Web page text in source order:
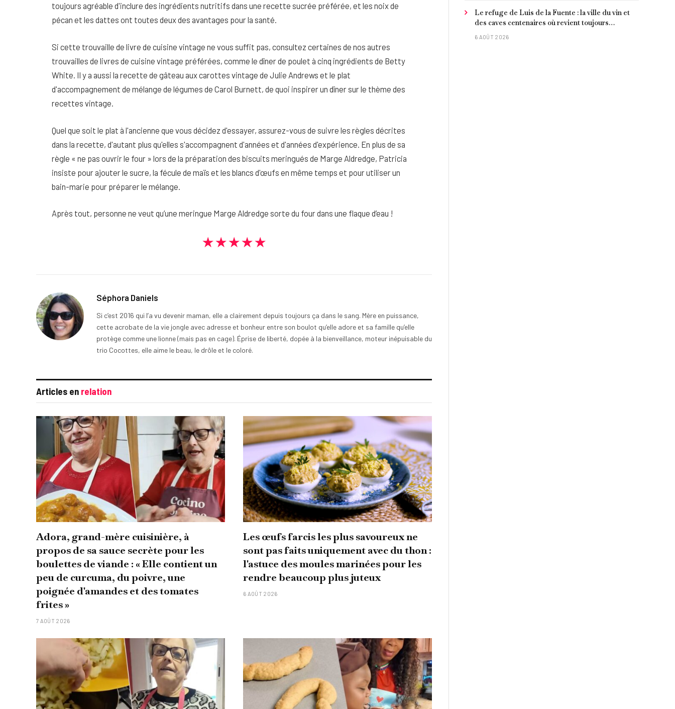
toujours agréable d'inclure des ingrédients nutritifs dans une recette sucrée préférée, et les noix de
pécan et les dattes ont toutes deux des avantages pour la santé.
Si cette trouvaille de livre de cuisine vintage ne vous suffit pas, consultez certaines de nos autres
trouvailles de livres de cuisine vintage préférées, comme le dîner de poulet à cinq ingrédients de Betty
White. Il y a aussi la recette de gâteau aux carottes vintage de Julie Andrews et le plat
d'accompagnement de mélange de légumes de Carol Burnett, de quoi inspirer un dîner sur le thème des
recettes vintage.
Quel que soit le plat à l'ancienne que vous décidez d'essayer, assurez-vous de suivre les règles décrites
dans la recette, d'autant plus qu'elles s'accompagnent d'années et d'années d'expérience. En plus de sa
règle « ne pas ouvrir le four » lors de la préparation des biscuits meringués de Marge Aldredge, Patricia
insiste pour ajouter le sucre, la fécule de maïs et les blancs d'œufs en même temps et pour utiliser un
bain-marie pour préparer le mélange.
Après tout, personne ne veut qu’une meringue Marge Aldredge sorte du four dans une flaque d’eau !
★★★★★
Séphora Daniels
Si c’est 2016 qui l’a vu devenir maman, elle a clairement depuis toujours ça dans le sang. Mère en puissance,
cette acrobate de la vie jongle avec adresse et bonheur entre son boulot qu’elle adore et sa famille qu’elle
protège comme une lionne (mais pas en cage). Éprise de liberté, dopée à la bienveillance, moteur inépuisable du
trio Cocottes, elle aime le beau, le drôle et le coloré.
Articles en relation
Adora, grand-mère cuisinière, à
propos de sa sauce secrète pour les
boulettes de viande : « Elle contient un
peu de curcuma, du poivre, une
poignée d'amandes et des tomates
frites »
7 AOÛT 2026
Les œufs farcis les plus savoureux ne
sont pas faits uniquement avec du thon :
l'astuce des moules marinées pour les
rendre beaucoup plus juteux
6 AOÛT 2026
Le refuge de Luis de la Fuente : la ville du vin et
des caves centenaires où revient toujours
l'entraîneur espagnol
6 AOÛT 2026